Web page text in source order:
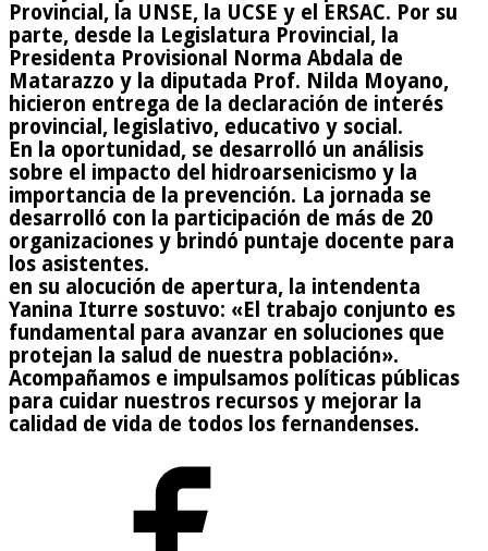
Provincial, la UNSE, la UCSE y el ERSAC. Por su
parte, desde la Legislatura Provincial, la
Presidenta Provisional Norma Abdala de
Matarazzo y la diputada Prof. Nilda Moyano,
hicieron entrega de la declaración de interés
provincial, legislativo, educativo y social.
En la oportunidad, se desarrolló un análisis
sobre el impacto del hidroarsenicismo y la
importancia de la prevención. La jornada se
desarrolló con la participación de más de 20
organizaciones y brindó puntaje docente para
los asistentes.
en su alocución de apertura, la intendenta
Yanina Iturre sostuvo: «El trabajo conjunto es
fundamental para avanzar en soluciones que
protejan la salud de nuestra población».
Acompañamos e impulsamos políticas públicas
para cuidar nuestros recursos y mejorar la
calidad de vida de todos los fernandenses.